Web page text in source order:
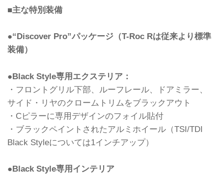
■主な特別装備
●“Discover Pro”パッケージ（T-Roc Rは従来より標準
装備）
●Black Style専用エクステリア：
・フロントグリル下部、ルーフレール、ドアミラー、
サイド・リヤのクロームトリムをブラックアウト
・Cピラーに専用デザインのフォイル貼付
・ブラックペイントされたアルミホイール（TSI/TDI
Black Styleについては1インチアップ）
●Black Style専用インテリア